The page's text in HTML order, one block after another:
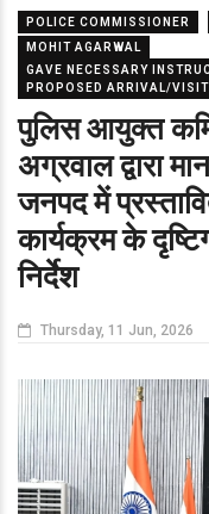
POLICE COMMISSIONER
MOHIT AGARWAL
GAVE NECESSARY
PROPOSED ARRIVAL/
पुलिस आयुक्त
अग्रवाल द्वारा
जनपद में
कार्यक्रम के
निर्देश
Thursday, 11 Jun, 2026